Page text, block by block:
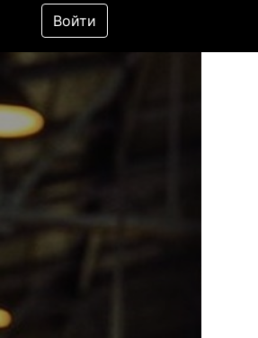
Войти